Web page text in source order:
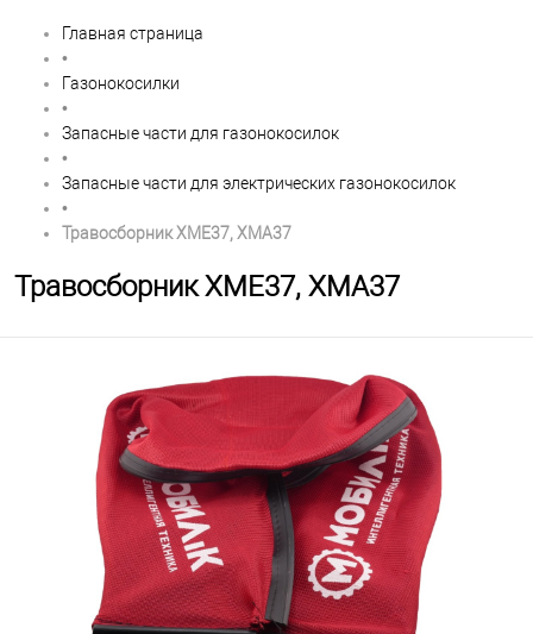
Главная страница
•
Газонокосилки
•
Запасные части для газонокосилок
•
Запасные части для электрических газонокосилок
•
Травосборник XME37, XMA37
Травосборник XME37, XMA37